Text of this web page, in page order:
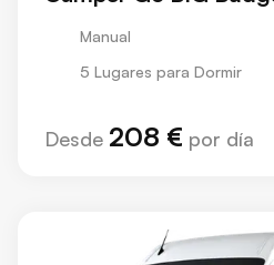
Manual
5 Lugares para Dormir
Desde 208 € por día